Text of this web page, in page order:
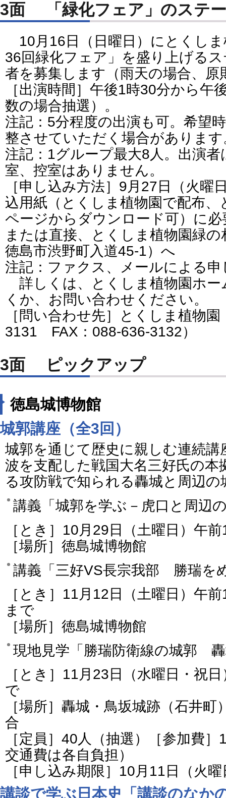
3面 「緑化フェア」のス
10月16日（日曜日）にとくし
36回緑化フェア」を盛り上げる
者を募集します（雨天の場合、原
［出演時間］午後1時30分から午
数の場合抽選）。
注記：5分程度の出演も可。希望
整させていただく場合があります
注記：1グループ最大8人。出演
室、控室はありません。
［申し込み方法］9月27日（火曜
込用紙（とくしま植物園で配布
ページからダウンロード可）に
または直接、とくしま植物園緑
徳島市渋野町入道45-1）へ
注記：ファクス、メールによる
詳しくは、とくしま植物園ホー
くか、お問い合わせください。
［問い合わせ先］とくしま植物
3131 FAX：088-636-3132）
3面 ピックアップ
徳島城博物館
城郭講座（全3回）
城郭を通じて歴史に親しむ連続講
波を支配した戦国大名三好氏の
る攻防戦で知られる轟城と周辺
講義「城郭を学ぶ－虎口と周辺
［とき］10月29日（土曜日）午
［場所］徳島城博物館
講義「三好VS長宗我部 勝瑞を
［とき］11月12日（土曜日）午
まで
［場所］徳島城博物館
現地見学「勝瑞防衛線の城郭
［とき］11月23日（水曜日・祝
で
［場所］轟城・鳥坂城跡（石井
合
［定員］40人（抽選）［参加費
交通費は各自負担）
［申し込み期限］10月11日（火
講談で学ぶ日本史「講談のなか